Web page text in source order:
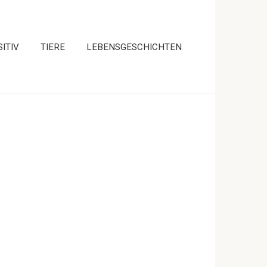
TIERE LEBENSGESCHICHTEN